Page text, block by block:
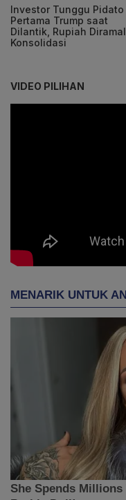
Investor Tunggu Pidato
Pertama Trump saat
Dilantik, Rupiah Diramal
Konsolidasi
VIDEO PILIHAN